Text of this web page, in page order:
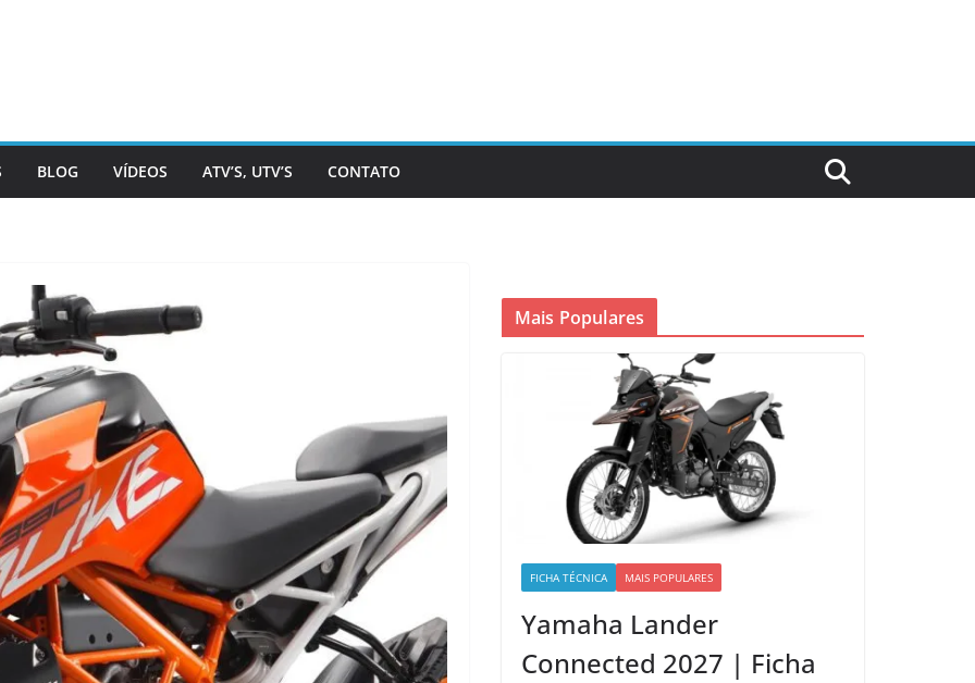
BLOG VÍDEOS ATV’S, UTV’S CONTATO
Mais Populares
FICHA TÉCNICA MAIS POPULARES
Yamaha Lander
Connected 2027 | Ficha